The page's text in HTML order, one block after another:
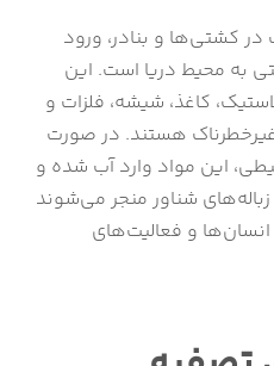
کشتی‌ها و بنادر، ورود
به محیط دریا است. این
کاغذ، شیشه، فلزات و
هستند. در صورت
این مواد وارد آب شده و
شناور منجر می‌شوند
انسان‌ها و فعالیت‌های